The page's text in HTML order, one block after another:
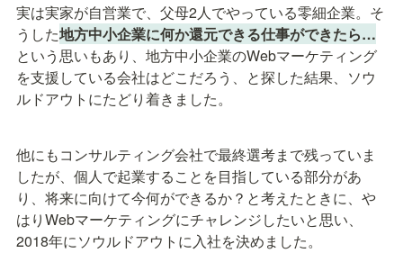
実は実家が自営業で、父母2人でやっている零細企業。そ
うした地方中小企業に何か還元できる仕事ができたら…
という思いもあり、地方中小企業のWebマーケティング
を支援している会社はどこだろう、と探した結果、ソウ
ルドアウトにたどり着きました。
他にもコンサルティング会社で最終選考まで残っていま
したが、個人で起業することを目指している部分があ
り、将来に向けて今何ができるか？と考えたときに、や
はりWebマーケティングにチャレンジしたいと思い、
2018年にソウルドアウトに入社を決めました。